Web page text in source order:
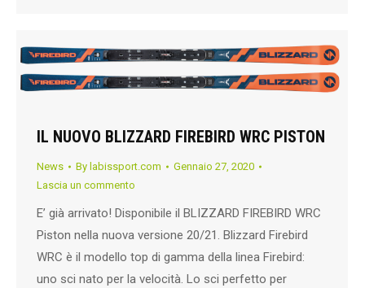
IL NUOVO BLIZZARD FIREBIRD WRC PISTON
News By labissport.com
Gennaio 27, 2020
Lascia un commento
E’ già arrivato! Disponibile il BLIZZARD FIREBIRD WRC
Piston nella nuova versione 20/21. Blizzard Firebird
WRC è il modello top di gamma della linea Firebird:
uno sci nato per la velocità. Lo sci perfetto per